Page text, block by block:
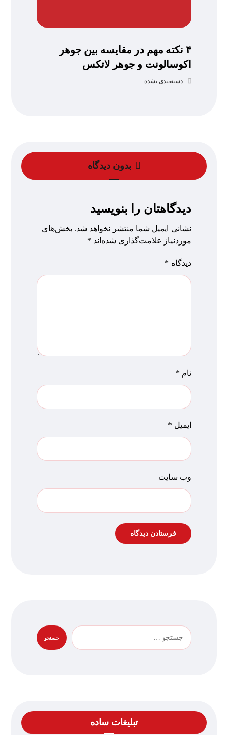
۴ نکته مهم در مقایسه بین جوهر
اکوسالونت و جوهر لاتکس
دسته‌بندی نشده
بدون دیدگاه
دیدگاهتان را بنویسید
نشانی ایمیل شما منتشر نخواهد شد. بخش‌های
موردنیاز علامت‌گذاری شده‌اند *
دیدگاه *
نام *
ایمیل *
وب‌ سایت
تبلیغات ساده